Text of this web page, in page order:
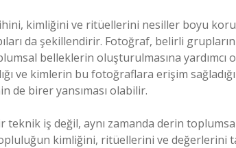
kimliğini ve ritüellerini nesiller boyu
da şekillendirir. Fotoğraf, belirli
belleklerin oluşturulmasına yardımcı
ve kimlerin bu fotoğraflara erişim
de birer yansıması olabilir.
teknik iş değil, aynı zamanda derin
kimliğini, ritüellerini ve değerlerini